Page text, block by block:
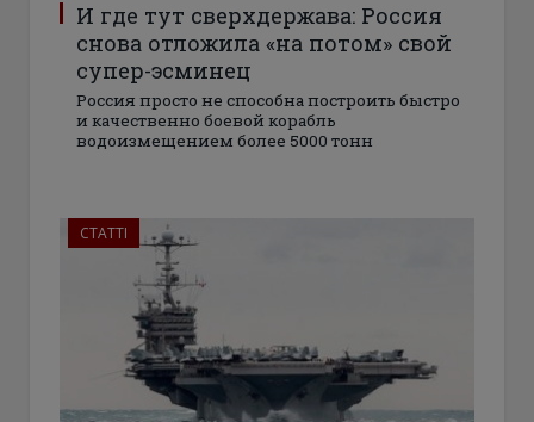
И где тут сверхдержава: Россия
снова отложила «на потом» свой
супер-эсминец
Россия просто не способна построить быстро
и качественно боевой корабль
водоизмещением более 5000 тонн
СТАТТІ